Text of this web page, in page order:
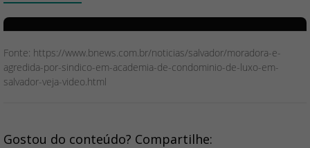
Fonte: https://www.bnews.com.br/noticias/salvador/moradora-e-
agredida-por-sindico-em-academia-de-condominio-de-luxo-em-
salvador-veja-video.html
Gostou do conteúdo? Compartilhe: